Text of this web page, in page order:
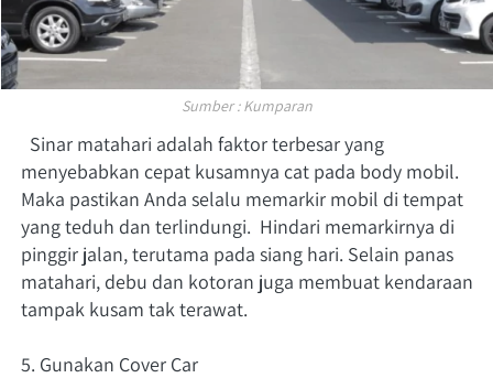
Sumber : Kumparan
menyebabkan cepat kusamnya cat pada body mobil.
Maka pastikan Anda selalu memarkir mobil di tempat
yang teduh dan terlindungi.  Hindari memarkirnya di
pinggir jalan, terutama pada siang hari. Selain panas
matahari, debu dan kotoran juga membuat kendaraan
tampak kusam tak terawat.
5. Gunakan Cover Car